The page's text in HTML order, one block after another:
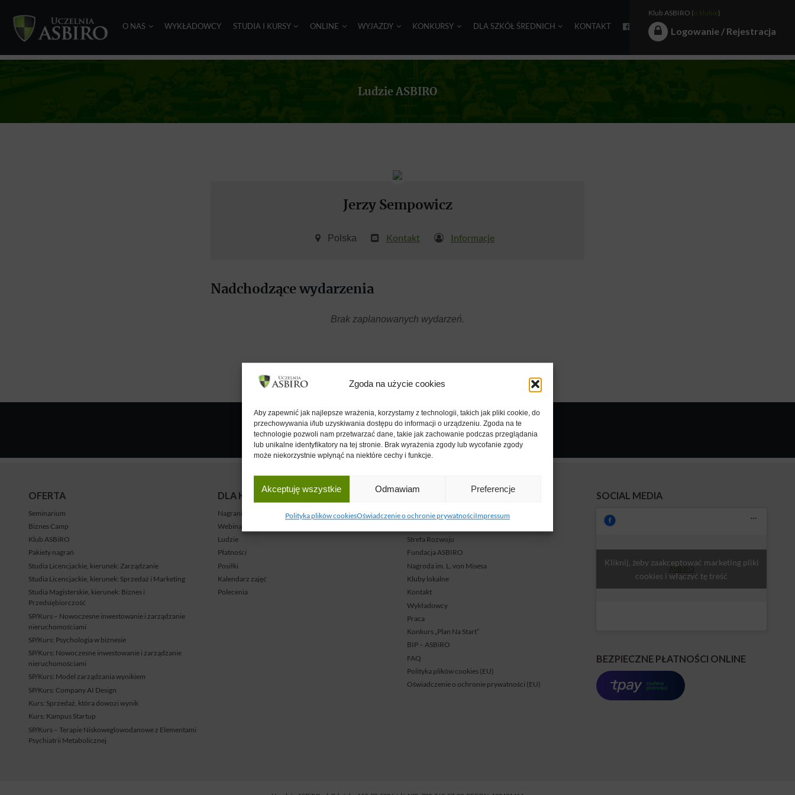
Zgoda na użycie cookies
Aby zapewnić jak najlepsze wrażenia, korzystamy z technologii, takich jak pliki cookie, do
przechowywania i/lub uzyskiwania dostępu do informacji o urządzeniu. Zgoda na te
technologie pozwoli nam przetwarzać dane, takie jak zachowanie podczas przeglądania
lub unikalne identyfikatory na tej stronie. Brak wyrażenia zgody lub wycofanie zgody
może niekorzystnie wpłynąć na niektóre cechy i funkcje.
Akceptuję wszystkie Odmawiam Preferencje
Polityka plików cookiesOświadczenie o ochronie prywatnościImpressum
O NAS WYKŁADOWCY STUDIA I KURSY ONLINE WYJAZDY KONKURSY DLA SZKÓŁ ŚREDNICH KONTAKT
Klub ASBIRO ( o klubie )
Logowanie / Rejestracja
Ludzie ASBIRO
Jerzy Sempowicz
Polska Kontakt Informacje
Nadchodzące wydarzenia
Brak zaplanowanych wydarzeń.
Obserwuj nas!
OFERTA
Seminarium
Biznes Camp
Klub ASBiRO
Pakiety nagrań
Studia Licencjackie, kierunek: Zarządzanie
Studia Licencjackie, kierunek: Sprzedaż i Marketing
Studia Magisterskie, kierunek: Biznes i
Przedsiębiorczość
SP/Kurs – Nowoczesne inwestowanie i zarządzanie
nieruchomościami
SP/Kurs: Psychologia w biznesie
SP/Kurs: Nowoczesne inwestowanie i zarządzanie
nieruchomościami
SP/Kurs: Model zarządzania wynikiem
SP/Kurs: Company AI Design
Kurs: Sprzedaż, która dowozi wynik
Kurs: Kampus Startup
SP/Kurs – Terapie Niskoweglowodanowe z Elementami
Psychiatrii Metabolicznej
DLA KLUBOWICZA
Nagrania
Webinary na żywo
Ludzie
Płatności
Posiłki
Kalendarz zajęć
Polecenia
INNE
Polityka poleceń
Strefa Rozwoju
Fundacja ASBIRO
Nagroda im. L. von Misesa
Kluby lokalne
Kontakt
Wykładowcy
Praca
Konkurs „Plan Na Start”
BIP – ASBiRO
FAQ
Polityka plików cookies (EU)
Oświadczenie o ochronie prywatności (EU)
SOCIAL MEDIA
ASBiRO
Kliknij, żeby zaakceptować marketing pliki
cookies i włączyć tę treść
BEZPIECZNE PŁATNOŚCI ONLINE